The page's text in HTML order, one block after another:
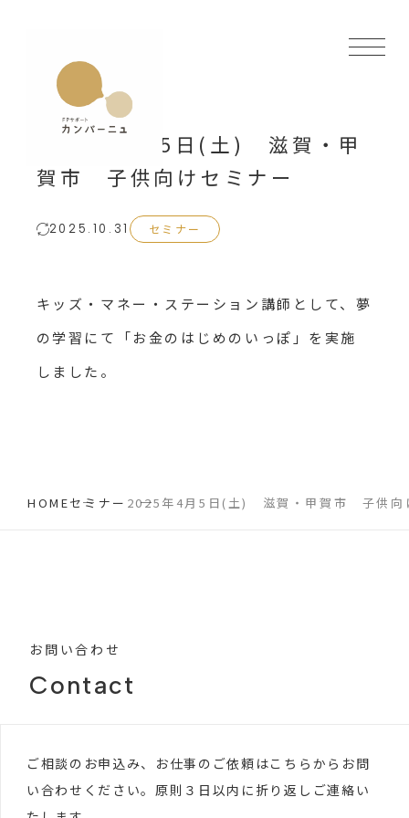
2025年4月5日(土) 滋賀・甲
賀市 子供向けセミナー
2025.10.31 セミナー
キッズ・マネー・ステーション講師として、夢
の学習にて「お金のはじめのいっぽ」を実施
しました。
HOMEセミナー 2025年4月5日(土) 滋賀・甲賀市 子供向
お問い合わせ
Contact
ご相談のお申込み、お仕事のご依頼はこちらからお問
い合わせください。原則３日以内に折り返しご連絡い